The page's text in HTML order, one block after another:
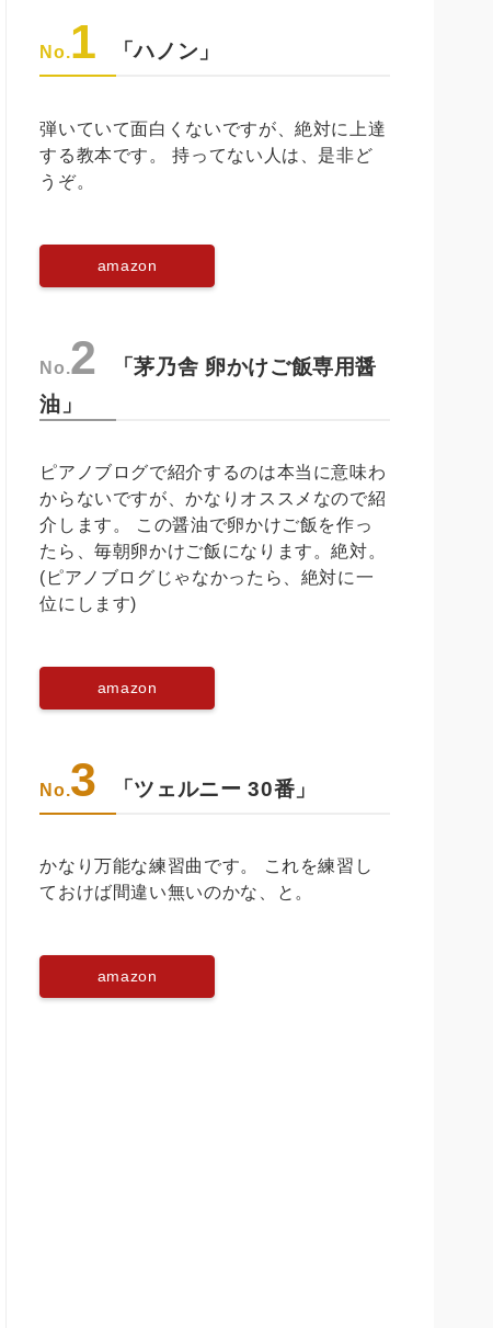
No.1 「ハノン」
弾いていて面白くないですが、絶対に上達
する教本です。 持ってない人は、是非ど
うぞ。
amazon
No.2
「茅乃舎 卵かけご飯専用醤
油」
ピアノブログで紹介するのは本当に意味わ
からないですが、かなりオススメなので紹
介します。 この醤油で卵かけご飯を作っ
たら、毎朝卵かけご飯になります。絶対。
(ピアノブログじゃなかったら、絶対に一
位にします)
amazon
No.3 「ツェルニー 30番」
かなり万能な練習曲です。 これを練習し
ておけば間違い無いのかな、と。
amazon